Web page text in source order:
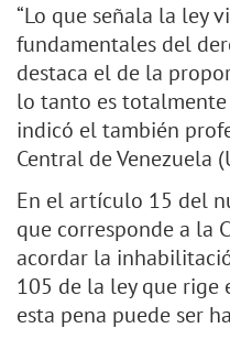
“Lo que señala la ley
fundamentales del
destaca el de la
lo tanto es
indicó el también
Central de Venezuela
En el artículo 15 del
que corresponde a la
acordar la
105 de la ley que
esta pena puede ser